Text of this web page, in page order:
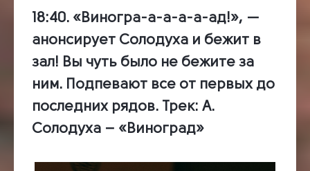
18:40. «Виногра-а-а-а-а-ад!», —
анонсирует Солодуха и бежит в
зал! Вы чуть было не бежите за
ним. Подпевают все от первых до
последних рядов. Трек: А.
Солодуха – «Виноград»